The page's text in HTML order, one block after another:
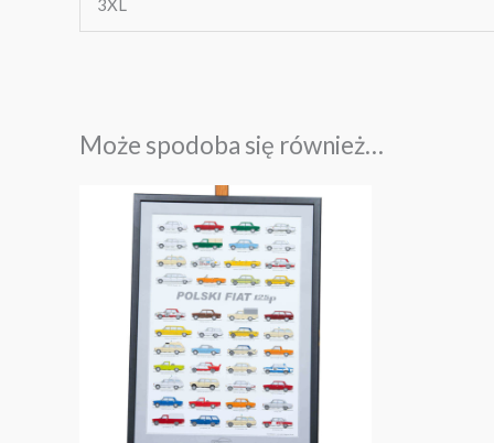
3XL
Może spodoba się również…